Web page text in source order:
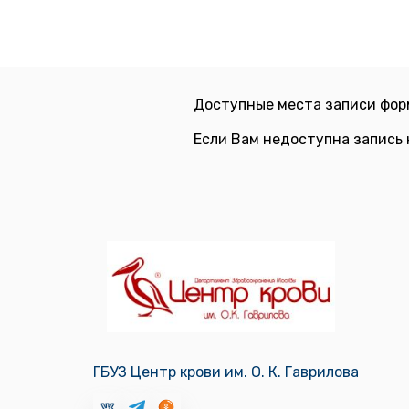
Доступные места записи
Если Вам недоступна
ГБУЗ Центр крови им. О. К. Гаврилова